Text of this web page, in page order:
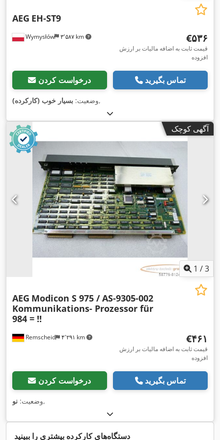
Wymysłów ۳٬۵۸۷ km
AEG EH-ST9
‎€۵۳۶
قیمت ثابت به اضافه مالیات بر ارزش
افزوده
درخواست کردن تماس بگیرید
وضعیت: بسیار خوب (کارکرده) ,
آگهی کوچک
1 /3
Remscheid ۴٬۲۹۱ km
AEG Modicon S 975 / AS-9305-002
Kommunikations- Prozessor für
984 = !!
‎€۴۶۱
قیمت ثابت به اضافه مالیات بر ارزش
افزوده
درخواست کردن تماس بگیرید
وضعیت: نو ,
دستگاه‌های کارکرده بیشتری را ببینید